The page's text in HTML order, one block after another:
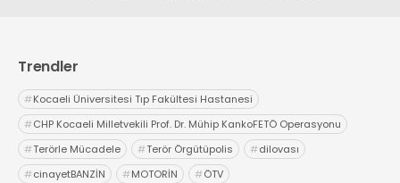
Trendler
#Kocaeli Üniversitesi Tıp Fakültesi Hastanesi
#CHP Kocaeli Milletvekili Prof. Dr. Mühip KankoFETÖ Operasyonu
#Terörle Mücadele #Terör Örgütüpolis #dilovası
#cinayetBANZİN #MOTORİN #ÖTV